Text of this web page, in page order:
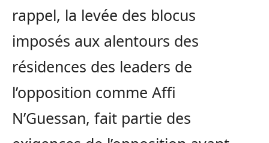
rappel, la levée des blocus
imposés aux alentours des
résidences des leaders de
l’opposition comme Affi
N’Guessan, fait partie des